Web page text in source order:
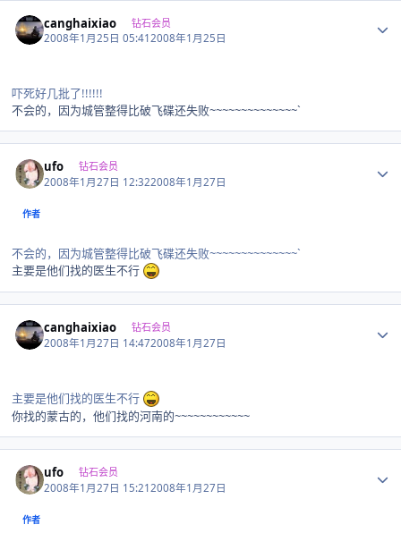
canghaixiao 钻石会员
2008年1月25日 05:412008年1月25日
吓死好几批了!!!!!!
不会的，因为城管整得比破飞碟还失败~~~~~~~~~~~~~~`
ufo 钻石会员
2008年1月27日 12:322008年1月27日
作者
不会的，因为城管整得比破飞碟还失败~~~~~~~~~~~~~~`
主要是他们找的医生不行
canghaixiao 钻石会员
2008年1月27日 14:472008年1月27日
主要是他们找的医生不行
你找的蒙古的，他们找的河南的~~~~~~~~~~~~
ufo 钻石会员
2008年1月27日 15:212008年1月27日
作者